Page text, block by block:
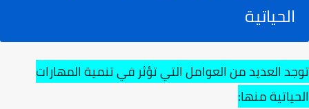
الحياتية
توجد العديد من العوامل التي تؤثر في تنمية المهارات
الحياتية منها: